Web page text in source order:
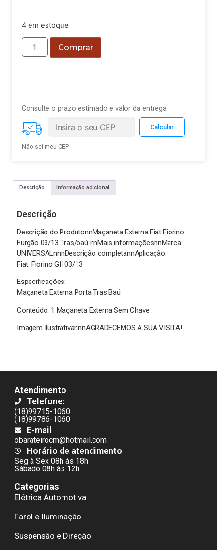
4 em estoque
Comprar
Consulte o prazo estimado e valor da entrega
Não sei meu CEP
Descrição Informação adicional
Descrição
Descrição do ProdutonnMaçaneta Externa Fiat Fiorino
Furgão 03/13 Tras/baú nnMais informaçõesnnMarca:
UNIVERSALnnnDescrição completannAplicação:
Fiat: Fiorino GII 03/13
Especificações:
Maçaneta Externa Porta Tras Baú
Conteúdo: 1 Maçaneta Externa Sem Chave
Imagem IlustrativannnAGRADECEMOS A SUA VISITA!
Atendimento
Telefone:
(18)99715-1060
(18)99786-1060
E-mail
obarateirocm@hotmail.com
Horário de atendimento
Seg à Sex 08h às 18h
Sábado 08h às 12h
Categorias
Elétrica Automotiva
Farol e Iluminação
Suspensão e Direção